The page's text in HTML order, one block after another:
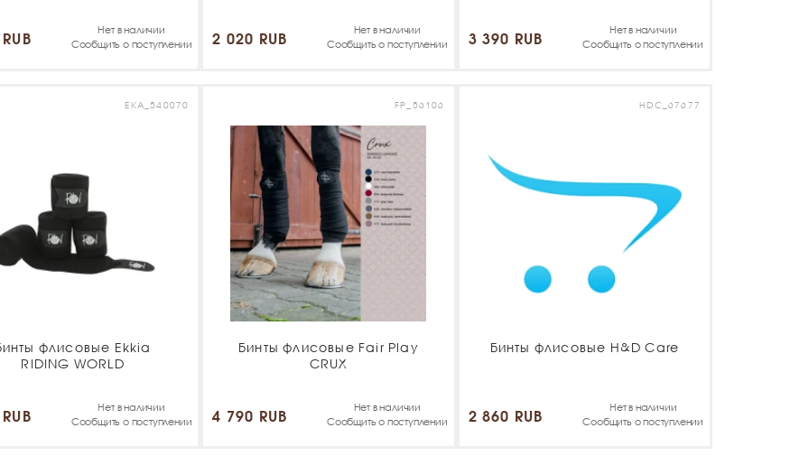
Нет в наличии
Сообщить о поступлении
2 020 RUB
Нет в наличии
Сообщить о поступлении
3 390 RUB
Нет в наличии
Сообщить о поступлении
EKA_540070
флисовые Ekkia
RIDING WORLD
Нет в наличии
Сообщить о поступлении
FP_56106
Бинты флисовые Fair Play
CRUX
4 790 RUB
Нет в наличии
Сообщить о поступлении
HDC_67677
Бинты флисовые H&D Care
2 860 RUB
Нет в наличии
Сообщить о поступлении